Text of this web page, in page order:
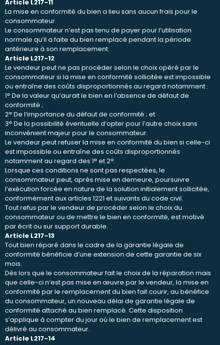
Article L217-11
La mise en conformité du bien a lieu sans aucun frais pour le
consommateur.
Le consommateur n’est pas tenu de payer pour l’utilisation
normale qu’il a faite du bien remplacé pendant la période
antérieure à son remplacement.
Article L217-12
Le vendeur peut ne pas procéder selon le choix opéré par le
consommateur si la mise en conformité sollicitée est impossible
ou entraîne des coûts disproportionnés au regard notamment :
1° De la valeur qu’aurait le bien en l’absence de défaut de
conformité ;
2° De l’importance du défaut de conformité ; et
3° De la possibilité éventuelle d’opter pour l’autre choix sans
inconvénient majeur pour le consommateur.
Le vendeur peut refuser la mise en conformité du bien si celle-ci
est impossible ou entraîne des coûts disproportionnés
notamment au regard des 1° et 2°.
Lorsque ces conditions ne sont pas respectées, le
consommateur peut, après mise en demeure, poursuivre
l’exécution forcée en nature de la solution initialement sollicitée,
conformément aux articles 1221 et suivants du code civil.
Tout refus par le vendeur de procéder selon le choix du
consommateur ou de mettre le bien en conformité, est motivé
par écrit ou sur support durable.
Article L217-13
Tout bien réparé dans le cadre de la garantie légale de
conformité bénéficie d’une extension de cette garantie de six
mois.
Dès lors que le consommateur fait le choix de la réparation mais
que celle-ci n’est pas mise en œuvre par le vendeur, la mise en
conformité par le remplacement du bien fait courir, au bénéfice
du consommateur, un nouveau délai de garantie légale de
conformité attaché au bien remplacé. Cette disposition
s’applique à compter du jour où le bien de remplacement est
délivré au consommateur.
Article L217-14